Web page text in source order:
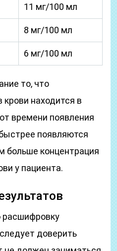
11 мг/100 мл
8 мг/100 мл
6 мг/100 мл
то, что
находится в
времени появления
появляются
больше концентрация
у пациента.
расшифровку
доверить